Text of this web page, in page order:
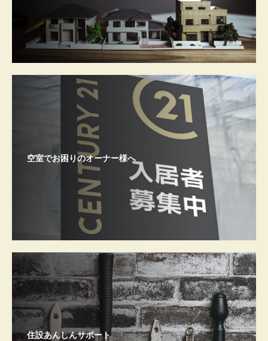
空室でお困りのオーナー様へ
住設あんしんサポート